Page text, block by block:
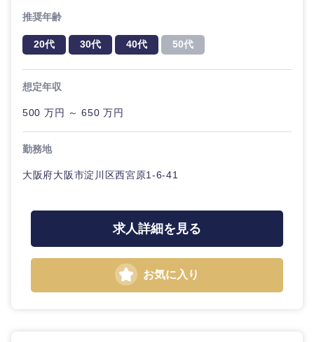
ド
SCM
人事
事業企画・事業開発
事業管理
政策渉外
管理
人事
マーケティング
営業
サービス
クリエイティブ
エネルギー・資源・環境
自動車・機械・船舶
食品・化粧品・アパレル・消費財
メディカル・ヘルスケア・ライフサイエンス
秋田県 岩手県
宮城県
推奨年齢
40代 50代
第二新卒
スタートアップ企
業
推奨年齢
20代 30代 40代 50代
想定年収
500 万円 ～ 650 万円
勤務地
大阪府大阪市淀川区西宮原1-6-41
求人詳細を見る
お気に入り